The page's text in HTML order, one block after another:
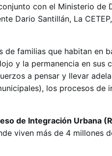
con el Ministerio de
Dario Santillán, La
de familias que habitan en
y la permanencia en sus
a pensar y llevar
los procesos de
de Integración Urbana
viven más de 4 millones